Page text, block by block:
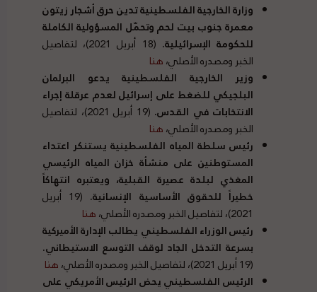
وزارة الخارجية الفلسطينية تدين حرق أشجار زيتون
معمرة جنوب بيت لحم وتحمّل المسؤولية الكاملة
للحكومة الإسرائيلية.
(18 أبريل 2021)، لتفاصيل
الخبر ومصدره الأصلي،هنا
وزير الخارجية الفلسطينية
يدعو البرلمان
البلجيكي للضغط على إسرائيل لعدم عرقلة إجراء
الانتخابات في القدس.
(19 أبريل 2021)، لتفاصيل
الخبر ومصدره الأصلي،هنا
رئيس سلطة المياه الفلسطينية يستنكر اعتداء
المستوطنين على منشأة خزان المياه الرئيسي
المغذي لبلدة عصيرة القبلية، ويعتبره انتهاكاً
خطيراً للحقوق الأساسية الإنسانية.
(19 أبريل
2021)، لتفاصيل الخبر ومصدره الأصلي،
هنا
رئيسالوزراء الفلسطيني يطالب الإدارة الأميركية
بسرعة التدخل الجاد لوقف التوسع الاستيطاني.
(19 أبريل 2021)، لتفاصيل الخبر ومصدره الأصلي،
هنا
الرئيس الفلسطيني يحض الرئيس الأمريكي على